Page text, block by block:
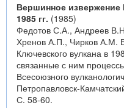
Вершинное извержение
1985 гг. (1985)
Федотов С.А., Андреев
Хренов А.П., Чирков А.М.
Ключевского вулкана в
связанные с ним
Всесоюзного
Петропавловск-
С. 58-60.